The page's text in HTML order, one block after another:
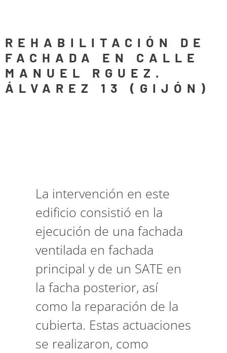
REHABILITACIÓN DE
FACHADA EN CALLE
MANUEL RGUEZ.
ÁLVAREZ 13 (GIJÓN)
La intervención en este
edificio consistió en la
ejecución de una fachada
ventilada en fachada
principal y de un SATE en
la facha posterior, así
como la reparación de la
cubierta. Estas actuaciones
se realizaron, como